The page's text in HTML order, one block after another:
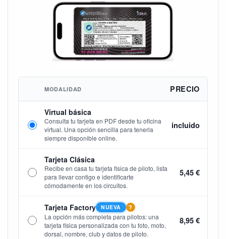
MODALIDAD PRECIO
Virtual básica
Consulta tu tarjeta en PDF desde tu oficina
virtual. Una opción sencilla para tenerla
siempre disponible online.
incluido
Tarjeta Clásica
Recibe en casa tu tarjeta física de piloto, lista
para llevar contigo e identificarte
cómodamente en los circuitos.
5,45 €
Tarjeta Factory NUEVA ?
La opción más completa para pilotos: una
tarjeta física personalizada con tu foto, moto,
dorsal, nombre, club y datos de piloto.
8,95 €